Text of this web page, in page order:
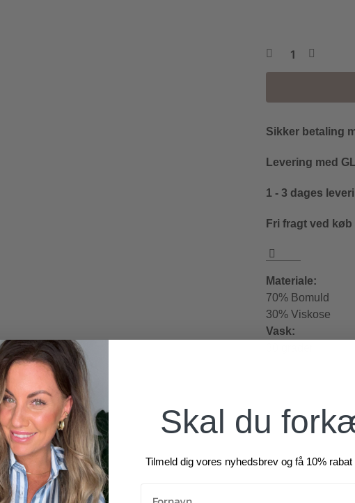
Sikker betaling
Levering med
1 - 3 dages
Fri fragt ved køb
Materiale:
70% Bomuld
30% Viskose
Vask:
Skal du
Tilmeld dig vores nyhedsbrev og få 10%